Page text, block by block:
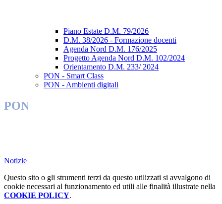
Piano Estate D.M. 79/2026
D.M. 38/2026 - Formazione docenti
Agenda Nord D.M. 176/2025
Progetto Agenda Nord D.M. 102/2024
Orientamento D.M. 233/ 2024
PON - Smart Class
PON - Ambienti digitali
PON
Notizie
Questo sito o gli strumenti terzi da questo utilizzati si avvalgono di
cookie necessari al funzionamento ed utili alle finalità illustrate nella
COOKIE POLICY.